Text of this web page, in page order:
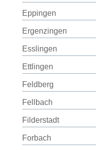
Eppingen
Ergenzingen
Esslingen
Ettlingen
Feldberg
Fellbach
Filderstadt
Forbach